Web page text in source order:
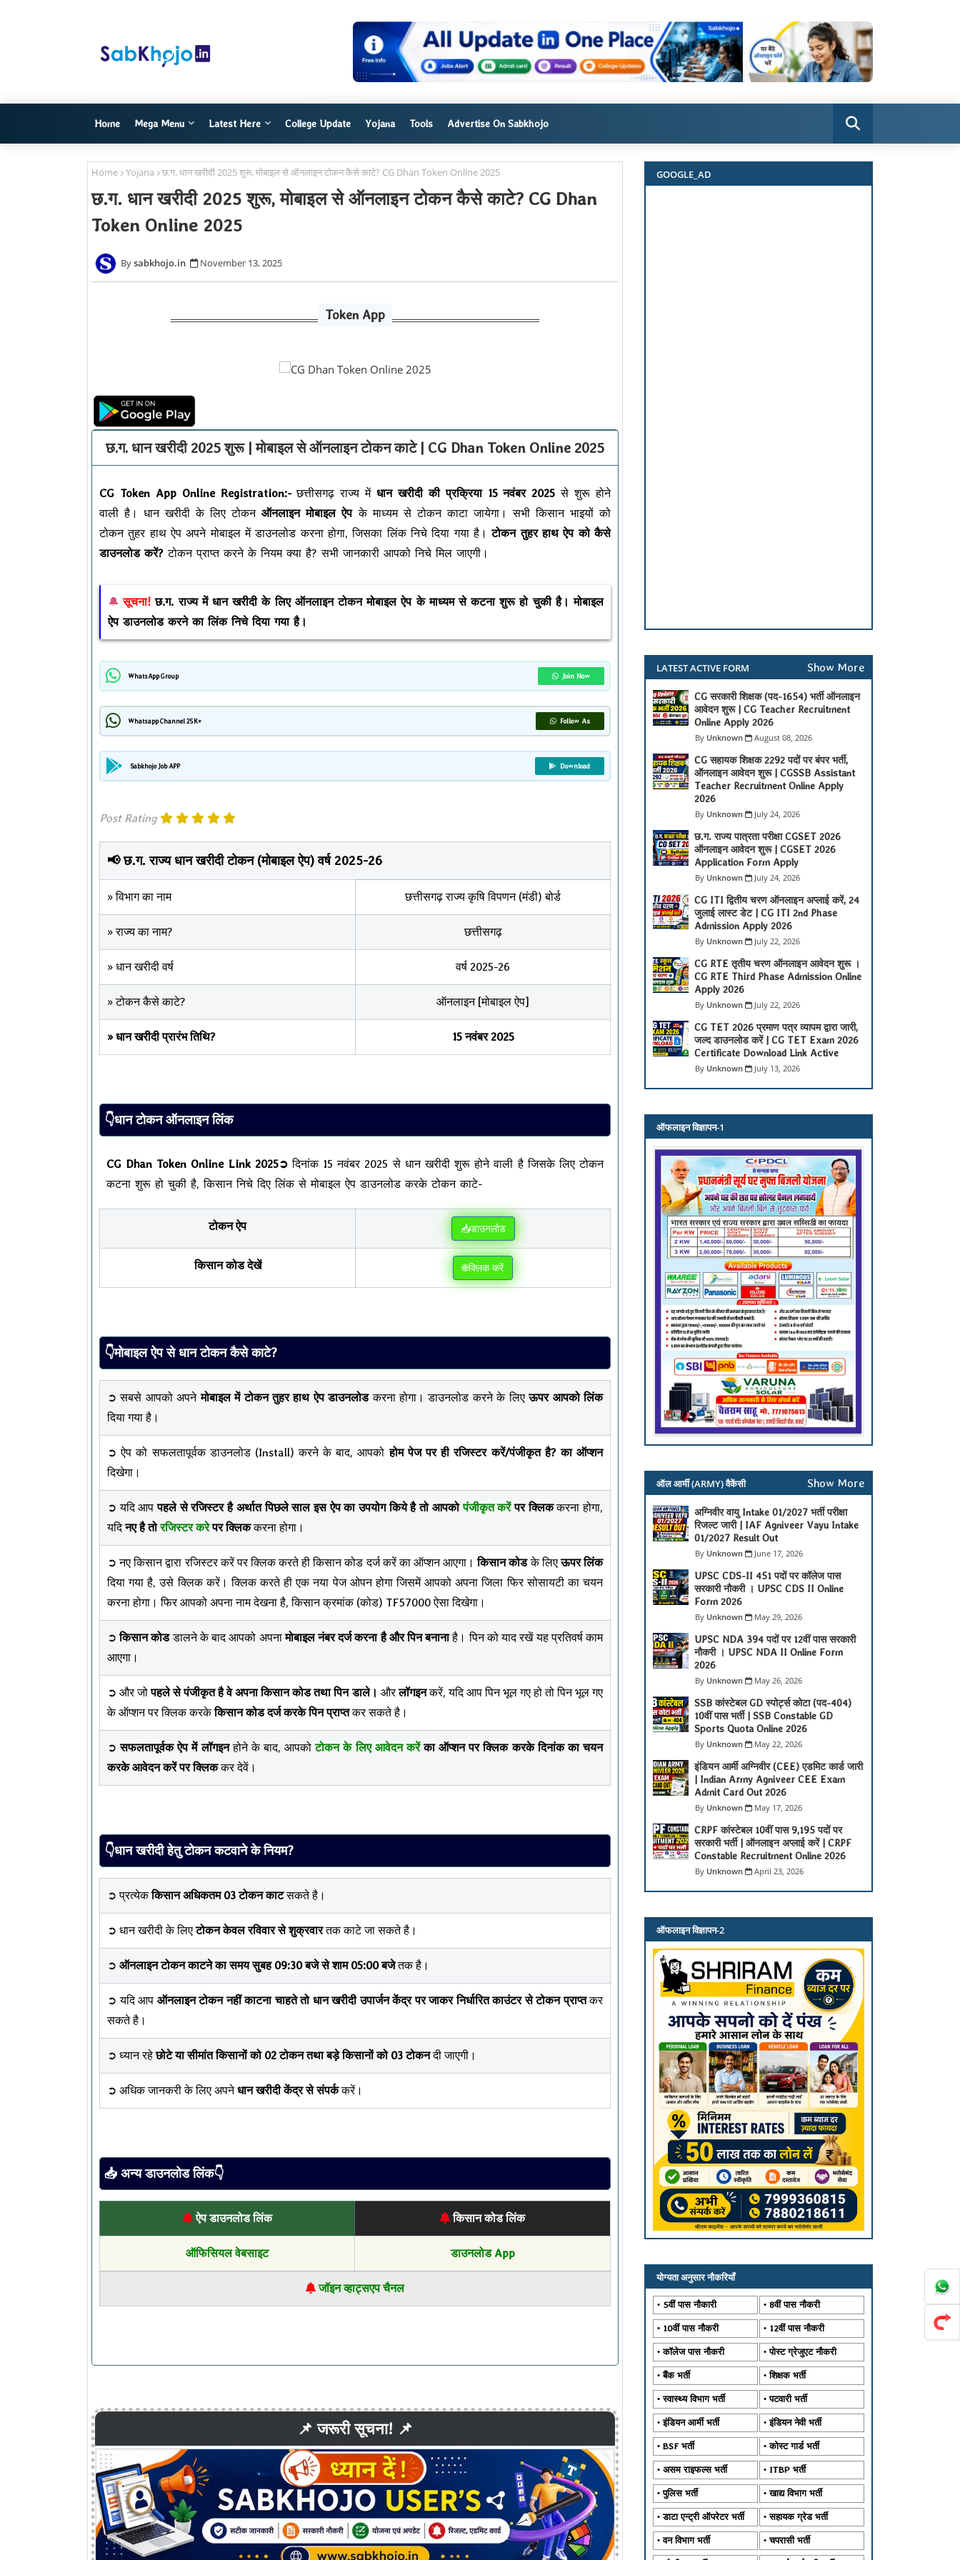
Home Mega Menu Latest Here College Update Yojana Tools Advertise On Sabkhojo
Home Yojana छ.ग. धान खरीदी 2025 शुरू, मोबाइल से ऑनलाइन टोकन कैसे काटे? CG Dhan Token Online 2025
छ.ग. धान खरीदी 2025 शुरू, मोबाइल से ऑनलाइन टोकन कैसे काटे? CG Dhan
Token Online 2025
sabkhojo.in November 13, 2025
Token App
छ.ग. धान खरीदी 2025 शुरू | मोबाइल से ऑनलाइन टोकन काटे | CG Dhan Token Online 2025
CG Token App Online Registration:-छत्तीसगढ़ राज्य मेंधान खरीदी की प्रक्रिया 15 नवंबर 2025से शुरू होने
वाली है। धान खरीदी के लिए टोकनऑनलाइन मोबाइल ऐपके माध्यम से टोकन काटा जायेगा। सभी किसान भाइयों को
टोकन तुहर हाथ ऐप अपने मोबाइल में डाउनलोड करना होगा, जिसका लिंक निचे दिया गया है।टोकन तुहर हाथ ऐप को कैसे
डाउनलोड करें? टोकन प्राप्त करने के नियम क्या है? सभी जानकारी आपको निचे मिल जाएगी।
सूचना!छ.ग. राज्य में धान खरीदी के लिए ऑनलाइन टोकन मोबाइल ऐप के माध्यम से कटना शुरू हो चुकी है। मोबाइल
ऐप डाउनलोड करने का लिंक निचे दिया गया है।
WhatsApp Group Join Now
Whatsapp Channel 25K+ Follow As
Sabkhojo Job APP Download
Post Rating
📢 छ.ग. राज्य धान खरीदी टोकन (मोबाइल ऐप) वर्ष 2025-26
» विभाग का नाम छत्तीसगढ़ राज्य कृषि विपणन (मंडी) बोर्ड
» राज्य का नाम? छत्तीसगढ़
» धान खरीदी वर्ष वर्ष 2025-26
» टोकन कैसे काटे? ऑनलाइन [मोबाइल ऐप]
» धान खरीदी प्रारंभ तिथि? 15 नवंबर 2025
👇धान टोकन ऑनलाइन लिंक
CG Dhan Token Online Link 2025➲दिनांक 15 नवंबर 2025 से धान खरीदी शुरू होने वाली है जिसके लिए टोकन
कटना शुरू हो चुकी है, किसान निचे दिए लिंक से मोबाइल ऐप डाउनलोड करके टोकन काटे-
टोकन ऐप 📥डाउनलोड
किसान कोड देखें 🌐क्लिक करें
👇मोबाइल ऐप से धान टोकन कैसे काटे?
➲ सबसे आपको अपनेमोबाइल में टोकन तुहर हाथ ऐप डाउनलोडकरना होगा। डाउनलोड करने के लिएऊपर आपको लिंक
दिया गया है।
➲ ऐप को सफलतापूर्वक डाउनलोड (Install) करने के बाद, आपकोहोम पेज पर ही रजिस्टर करें/पंजीकृत है? का ऑप्शन
दिखेगा।
➲ यदि आपपहले से रजिस्टर है अर्थात पिछले साल इस ऐप का उपयोग किये है तो आपकोपंजीकृत करेंपर क्लिककरना होगा,
यदिनए है तोरजिस्टर करेपर क्लिककरना होगा।
➲ नए किसान द्वारा रजिस्टर करें पर क्लिक करते ही किसान कोड दर्ज करें का ऑप्शन आएगा।किसान कोडके लिएऊपर लिंक
दिया गया है, उसे क्लिक करें। क्लिक करते ही एक नया पेज ओपन होगा जिसमें आपको अपना जिला फिर सोसायटी का चयन
करना होगा। फिर आपको अपना नाम देखना है, किसान क्रमांक (कोड) TF57000 ऐसा दिखेगा।
➲किसान कोडडालने के बाद आपको अपनामोबाइल नंबर दर्ज करना है और पिन बनानाहै। पिन को याद रखें यह प्रतिवर्ष काम
आएगा।
➲ और जोपहले से पंजीकृत है वे अपना किसान कोड तथा पिन डाले। औरलॉगइनकरें, यदि आप पिन भूल गए हो तो पिन भूल गए
के ऑप्शन पर क्लिक करकेकिसान कोड दर्ज करके पिन प्राप्तकर सकते है।
➲सफलतापूर्वक ऐप में लॉगइनहोने के बाद, आपकोटोकन के लिए आवेदन करें का ऑप्शन पर क्लिक करके दिनांक का चयन
करके आवेदन करें पर क्लिककर देवें।
👇धान खरीदी हेतु टोकन कटवाने के नियम?
➲ प्रत्येककिसान अधिकतम 03 टोकन काटसकते है।
➲ धान खरीदी के लिएटोकन केवल रविवार से शुक्रवारतक काटे जा सकते है।
➲ ऑनलाइन टोकन काटने का समय सुबह 09:30 बजे से शाम 05:00 बजेतक है।
➲ यदि आप ऑनलाइन टोकन नहीं काटना चाहते तो धान खरीदी उपार्जन केंद्र पर जाकर निर्धारित काउंटर से टोकन प्राप्तकर
सकते है।
➲ ध्यान रहेछोटे या सीमांत किसानों को 02 टोकन तथा बड़े किसानों को 03 टोकनदी जाएगी।
➲ अधिक जानकरी के लिए अपनेधान खरीदी केंद्र से संपर्ककरें।
📥 अन्य डाउनलोड लिंक👇
ऐप डाउनलोड लिंक किसान कोड लिंक
ऑफिसियल वेबसाइट डाउनलोड App
जॉइन व्हाट्सएप चैनल
📌 जरूरी सूचना! 📌
GOOGLE_AD
LATEST ACTIVE FORM Show More
CG सरकारी शिक्षक (पद-1654) भर्ती ऑनलाइन
आवेदन शुरू | CG Teacher Recruitment
Online Apply 2026
Unknown August 08, 2026
CG सहायक शिक्षक 2292 पदों पर बंपर भर्ती,
ऑनलाइन आवेदन शुरू | CGSSB Assistant
Teacher Recruitment Online Apply
2026
Unknown July 24, 2026
छ.ग. राज्य पात्रता परीक्षा CGSET 2026
ऑनलाइन आवेदन शुरू | CGSET 2026
Application Form Apply
Unknown July 24, 2026
CG ITI द्वितीय चरण ऑनलाइन अप्लाई करें, 24
जुलाई लास्ट डेट | CG ITI 2nd Phase
Admission Apply 2026
Unknown July 22, 2026
CG RTE तृतीय चरण ऑनलाइन आवेदन शुरू ।
CG RTE Third Phase Admission Online
Apply 2026
Unknown July 22, 2026
CG TET 2026 प्रमाण पत्र व्यापम द्वारा जारी,
जल्द डाउनलोड करें | CG TET Exam 2026
Certificate Download Link Active
Unknown July 13, 2026
ऑफलाइन विज्ञापन-1
ऑल आर्मी (ARMY) वैकेंसी Show More
अग्निवीर वायु Intake 01/2027 भर्ती परीक्षा
रिजल्ट जारी | IAF Agniveer Vayu Intake
01/2027 Result Out
Unknown June 17, 2026
UPSC CDS-II 451 पदों पर कॉलेज पास
सरकारी नौकरी । UPSC CDS II Online
Form 2026
Unknown May 29, 2026
UPSC NDA 394 पदों पर 12वीं पास सरकारी
नौकरी । UPSC NDA II Online Form
2026
Unknown May 26, 2026
SSB कांस्टेबल GD स्पोर्ट्स कोटा (पद-404)
10वीं पास भर्ती | SSB Constable GD
Sports Quota Online 2026
Unknown May 22, 2026
इंडियन आर्मी अग्निवीर (CEE) एडमिट कार्ड जारी
| Indian Army Agniveer CEE Exam
Admit Card Out 2026
Unknown May 17, 2026
CRPF कांस्टेबल 10वीं पास 9,195 पदों पर
सरकारी भर्ती | ऑनलाइन अप्लाई करें | CRPF
Constable Recruitment Online 2026
Unknown April 23, 2026
ऑफलाइन विज्ञापन-2
योग्यता अनुसार नौकरियाँ
5वीं पास नौकारी 8वीं पास नौकरी
10वीं पास नौकरी 12वीं पास नौकरी
कॉलेज पास नौकरी पोस्ट ग्रेजुएट नौकरी
बैंक भर्ती शिक्षक भर्ती
स्वास्थ्य विभाग भर्ती पटवारी भर्ती
इंडियन आर्मी भर्ती इंडियन नेवी भर्ती
BSF भर्ती कोस्ट गार्ड भर्ती
असम राइफल्स भर्ती ITBP भर्ती
पुलिस भर्ती खाद्य विभाग भर्ती
डाटा एन्ट्री ऑपरेटर भर्ती सहायक ग्रेड भर्ती
वन विभाग भर्ती चपरासी भर्ती